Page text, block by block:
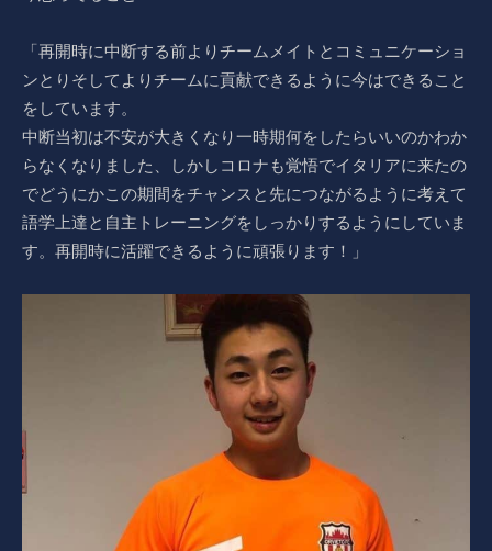
「再開時に中断する前よりチームメイトとコミュニケーショ
ンとりそしてよりチームに貢献できるように今はできること
をしています。
中断当初は不安が大きくなり一時期何をしたらいいのかわか
らなくなりました、しかしコロナも覚悟でイタリアに来たの
でどうにかこの期間をチャンスと先につながるように考えて
語学上達と自主トレーニングをしっかりするようにしていま
す。再開時に活躍できるように頑張ります！」